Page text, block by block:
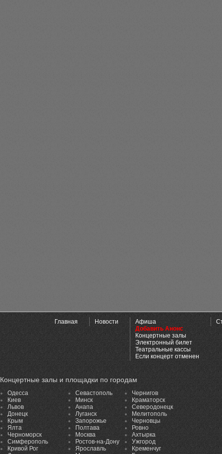
Главная Новости
Афиша
Добавить Анонс
Концертные залы
Электронный билет
Театральные кассы
Если концерт отменен
Концертные залы и площадки по городам
Одесса
Киев
Львов
Донецк
Крым
Ялта
Черноморск
Симферополь
Кривой Рог
Севастополь
Минск
Анапа
Луганск
Запорожье
Полтава
Москва
Ростов-на-Дону
Ярославль
Чернигов
Краматорск
Северодонецк
Мелитополь
Черновцы
Ровно
Ахтырка
Ужгород
Кременчуг